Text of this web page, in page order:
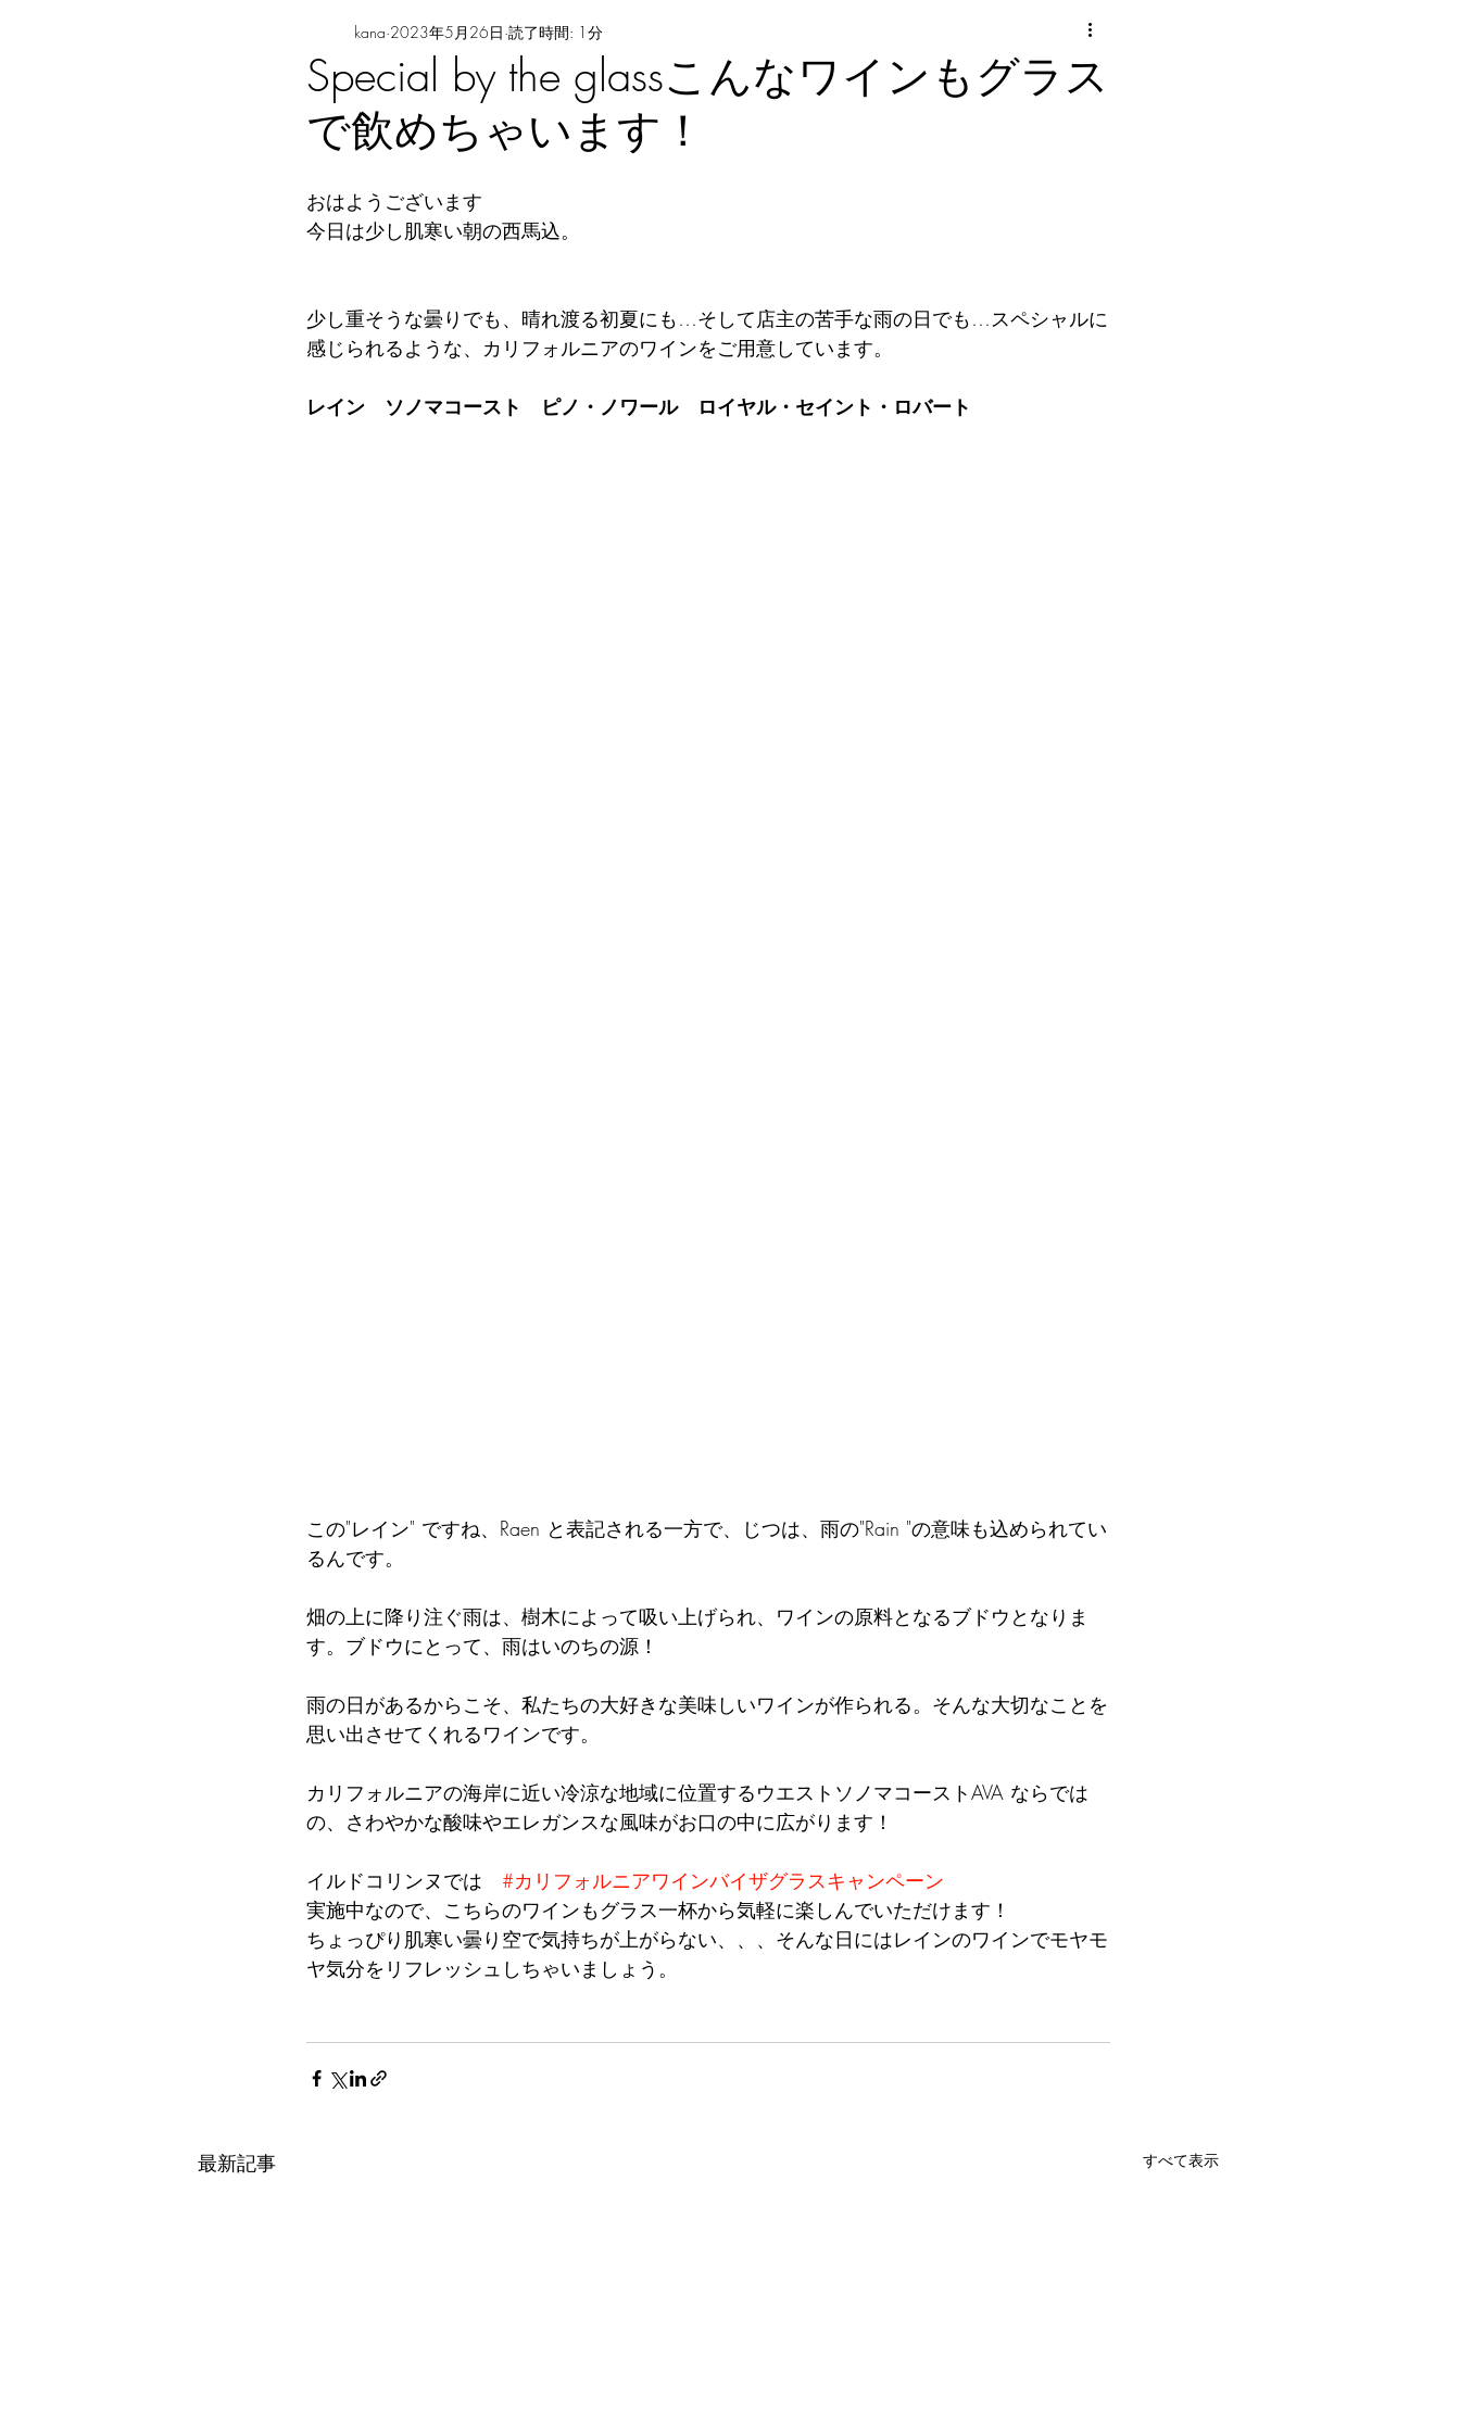
Special by the glassこんなワインもグラス
で飲めちゃいます！
kana 2023年5月26日 読了時間: 1分
おはようございます
今日は少し肌寒い朝の西馬込。
少し重そうな曇りでも、晴れ渡る初夏にも…そして️店主の苦手な雨の日でも…スペシャルに
感じられるような、カリフォルニアのワインをご用意しています。
レイン　ソノマコースト　ピノ・ノワール　ロイヤル・セイント・ロバート
この"レイン" ですね、Raen と表記される一方で、じつは、雨の"Rain "の意味も込められてい
るんです。
畑の上に降り注ぐ雨は、樹木によって吸い上げられ、ワインの原料となるブドウとなりま
す。ブドウにとって、雨はいのちの源！
雨の日があるからこそ、私たちの大好きな美味しいワインが作られる。そんな大切なことを
思い出させてくれるワインです。
カリフォルニアの海岸に近い冷涼な地域に位置するウエストソノマコーストAVA ならでは
の、さわやかな酸味やエレガンスな風味がお口の中に広がります！
イルドコリンヌでは #カリフォルニアワインバイザグラスキャンペーン
実施中なので、こちらのワインもグラス一杯から気軽に楽しんでいただけます！
ちょっぴり肌寒い曇り空で気持ちが上がらない、、、そんな日にはレインのワインでモヤモ
ヤ気分をリフレッシュしちゃいましょう。
最新記事 すべて表示